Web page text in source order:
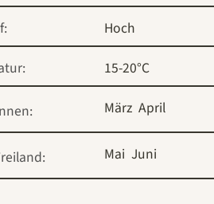
Hoch
15-20°C
März April
Mai Juni